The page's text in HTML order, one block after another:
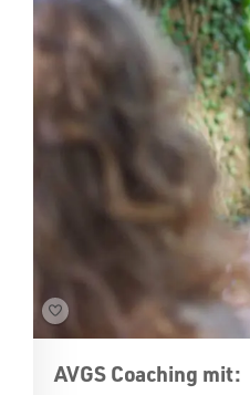
AVGS Coaching mit: